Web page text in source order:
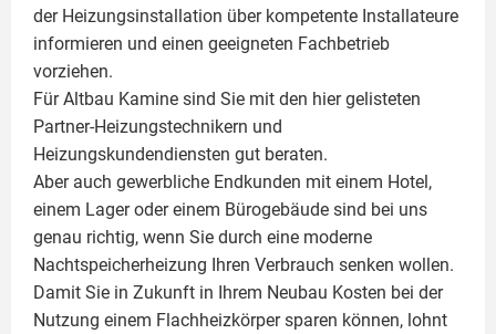
der Heizungsinstallation über kompetente Installateure
informieren und einen geeigneten Fachbetrieb
vorziehen.
Für Altbau Kamine sind Sie mit den hier gelisteten
Partner-Heizungstechnikern und
Heizungskundendiensten gut beraten.
Aber auch gewerbliche Endkunden mit einem Hotel,
einem Lager oder einem Bürogebäude sind bei uns
genau richtig, wenn Sie durch eine moderne
Nachtspeicherheizung Ihren Verbrauch senken wollen.
Damit Sie in Zukunft in Ihrem Neubau Kosten bei der
Nutzung einem Flachheizkörpersparen können, lohnt